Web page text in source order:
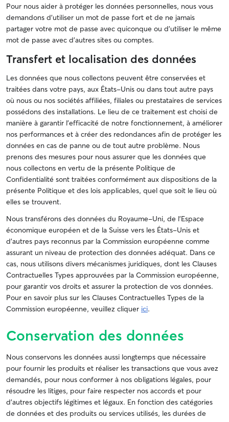
Pour nous aider à protéger les données personnelles, nous vous
demandons d'utiliser un mot de passe fort et de ne jamais
partager votre mot de passe avec quiconque ou d'utiliser le même
mot de passe avec d'autres sites ou comptes.
Transfert et localisation des données
Les données que nous collectons peuvent être conservées et
traitées dans votre pays, aux États-Unis ou dans tout autre pays
où nous ou nos sociétés affiliées, filiales ou prestataires de services
possédons des installations. Le lieu de ce traitement est choisi de
manière à garantir l’efficacité de notre fonctionnement, à améliorer
nos performances et à créer des redondances afin de protéger les
données en cas de panne ou de tout autre problème. Nous
prenons des mesures pour nous assurer que les données que
nous collectons en vertu de la présente Politique de
Confidentialité sont traitées conformément aux dispositions de la
présente Politique et des lois applicables, quel que soit le lieu où
elles se trouvent.
Nous transférons des données du Royaume-Uni, de l’Espace
économique européen et de la Suisse vers les États-Unis et
d’autres pays reconnus par la Commission européenne comme
assurant un niveau de protection des données adéquat. Dans ce
cas, nous utilisons divers mécanismes juridiques, dont les Clauses
Contractuelles Types approuvées par la Commission européenne,
pour garantir vos droits et assurer la protection de vos données.
Pour en savoir plus sur les Clauses Contractuelles Types de la
Commission européenne, veuillez cliquer ici.
Conservation des données
Nous conservons les données aussi longtemps que nécessaire
pour fournir les produits et réaliser les transactions que vous avez
demandés, pour nous conformer à nos obligations légales, pour
résoudre les litiges, pour faire respecter nos accords et pour
d'autres objectifs légitimes et légaux. En fonction des catégories
de données et des produits ou services utilisés, les durées de